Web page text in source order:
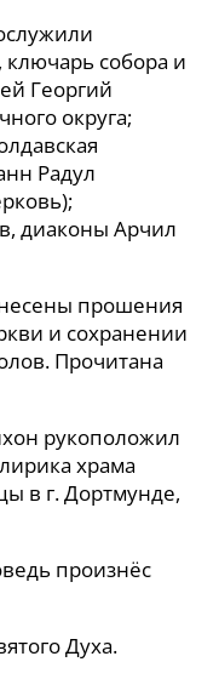
собора и
Георгий
округа;
Радул
диаконы Арчил
прошения
и сохранении
Прочитана
рукоположил
храма
в г. Дортмунде,
произнёс
Духа.